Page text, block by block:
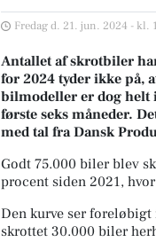
Fredag d. 21. jun. 2024 - kl.
Antallet af skrotbiler
for 2024 tyder ikke på,
bilmodeller er dog helt
første seks måneder.
med tal fra Dansk
Godt 75.000 biler blev
procent siden 2021,
Den kurve ser
skrottet 30.000 biler